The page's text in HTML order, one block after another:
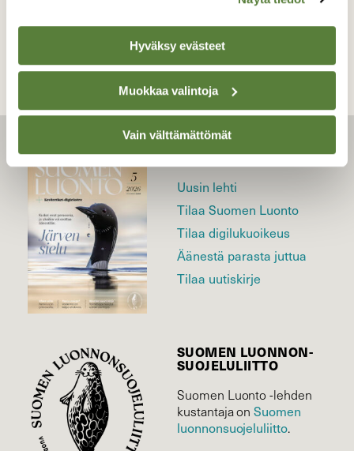
Hyväksy evästeet
Muokkaa valintoja
Vain välttämättömät
LEHTI
Uusin lehti
Tilaa Suomen Luonto
Tilaa digilukuoikeus
Äänestä parasta juttua
Tilaa uutiskirje
SUOMEN LUONNON­
SUOJELU­LIITTO
Suomen Luonto -lehden
kustantaja onSuomen
luonnonsuojelu­liitto.